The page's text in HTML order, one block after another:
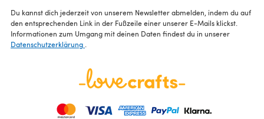
Du kannst dich jederzeit von unserem Newsletter abmelden, indem du auf
den entsprechenden Link in der Fußzeile einer unserer E-Mails klickst.
Informationen zum Umgang mit deinen Daten findest du in unserer
Datenschutzerklärung